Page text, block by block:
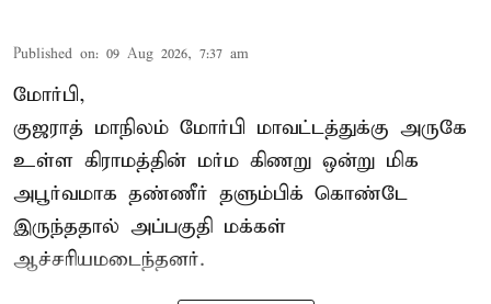
Published on: 09 Aug 2026, 7:37 am
மோர்பி,
குஜராத் மாநிலம் மோர்பி மாவட்டத்துக்கு அருகே
உள்ள கிராமத்தின் மர்ம கிணறு ஒன்று மிக
அபூர்வமாக தண்ணீர் தளும்பிக் கொண்டே
இருந்ததால் அப்பகுதி மக்கள்
ஆச்சரியமடைந்தனர்.